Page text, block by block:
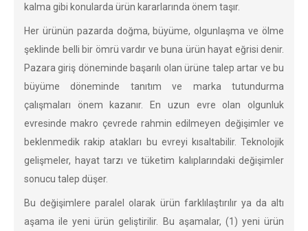
kalma gibi konularda ürün kararlarında önem taşır.
Her ürünün pazarda doğma, büyüme, olgunlaşma ve ölme
şeklinde belli bir ömrü vardır ve buna ürün hayat eğrisi denir.
Pazara giriş döneminde başarılı olan ürüne talep artar ve bu
büyüme döneminde tanıtım ve marka tutundurma
çalışmaları önem kazanır. En uzun evre olan olgunluk
evresinde makro çevrede rahmin edilmeyen değişimler ve
beklenmedik rakip atakları bu evreyi kısaltabilir. Teknolojik
gelişmeler, hayat tarzı ve tüketim kalıplarındaki değişimler
sonucu talep düşer.
Bu değişimlere paralel olarak ürün farklılaştırılır ya da altı
aşama ile yeni ürün geliştirilir. Bu aşamalar, (1) yeni ürün